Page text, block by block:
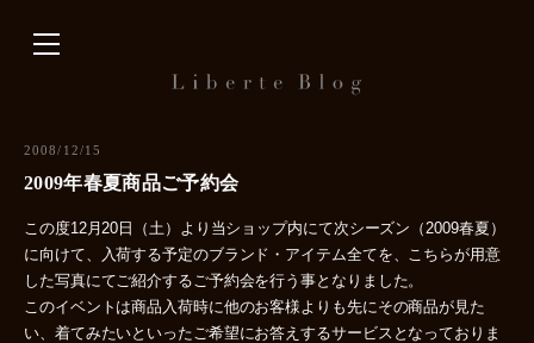
プ
2008/12/15
2009年春夏商品ご予約会
この度12月20日（土）より当ショップ内にて次シーズン（2009春夏）
に向けて、入荷する予定のブランド・アイテム全てを、こちらが用意
した写真にてご紹介するご予約会を行う事となりました。
このイベントは商品入荷時に他のお客様よりも先にその商品が見た
い、着てみたいといったご希望にお答えするサービスとなっておりま